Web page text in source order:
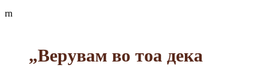
rn
„Верувам во тоа дека